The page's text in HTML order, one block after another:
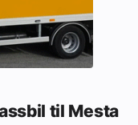
til Mesta